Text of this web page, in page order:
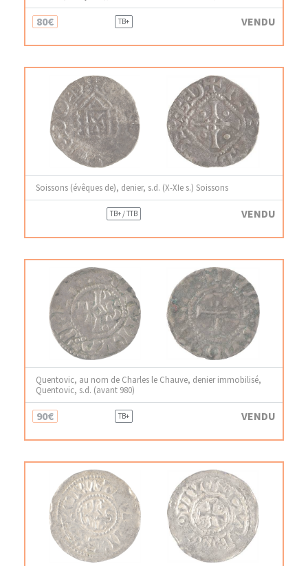
80€ TB+ VENDU
Soissons (évêques de), denier, s.d. (X-XIe s.) Soissons
TB+ / TTB VENDU
Quentovic, au nom de Charles le Chauve, denier immobilisé,
Quentovic, s.d. (avant 980)
90€ TB+ VENDU